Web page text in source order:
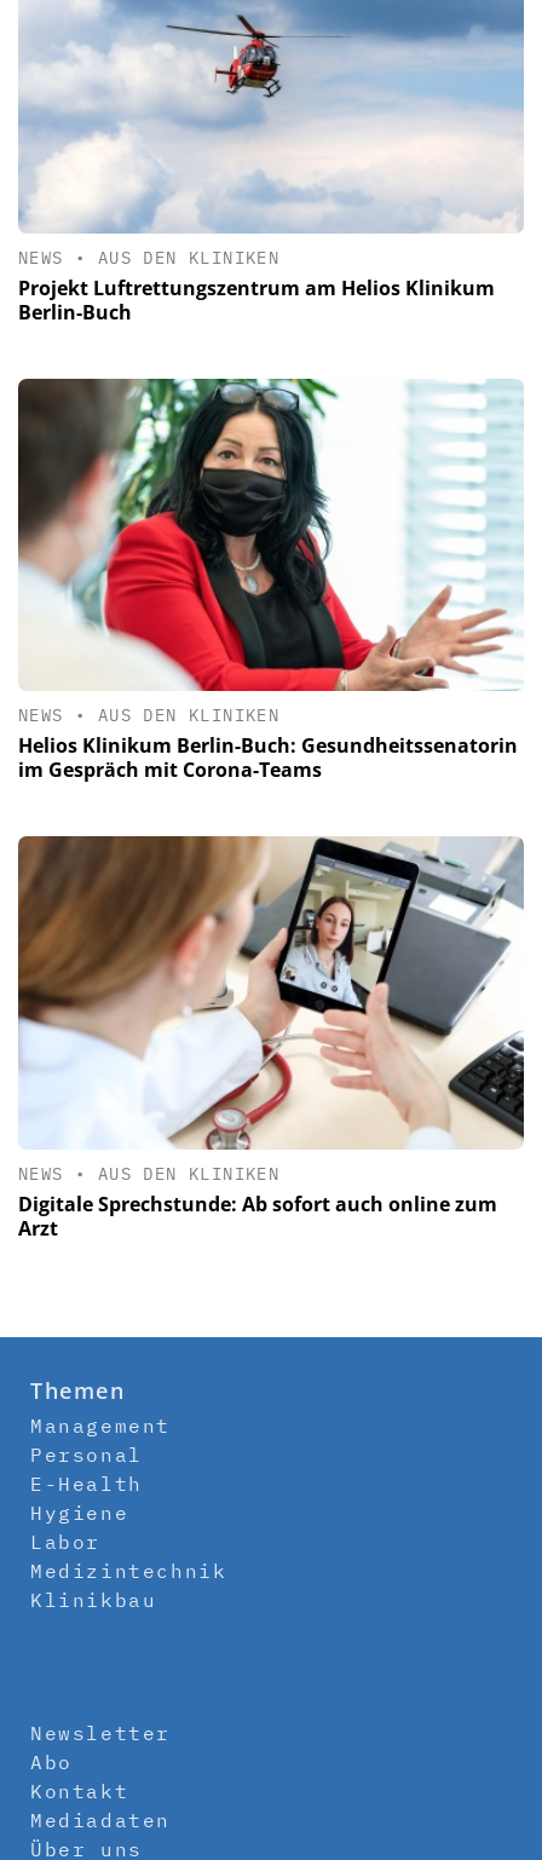
NEWS • AUS DEN KLINIKEN
Projekt Luftrettungszentrum am Helios Klinikum
Berlin-Buch
NEWS • AUS DEN KLINIKEN
Helios Klinikum Berlin-Buch: Gesundheitssenatorin
im Gespräch mit Corona-Teams
NEWS • AUS DEN KLINIKEN
Digitale Sprechstunde: Ab sofort auch online zum
Arzt
Themen
Management
Personal
E-Health
Hygiene
Labor
Medizintechnik
Klinikbau
Newsletter
Abo
Kontakt
Mediadaten
Über uns